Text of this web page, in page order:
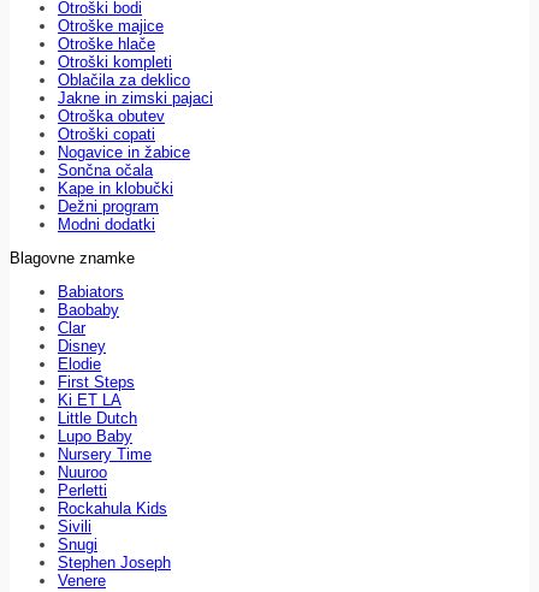
Otroški bodi
Otroške majice
Otroške hlače
Otroški kompleti
Oblačila za deklico
Jakne in zimski pajaci
Otroška obutev
Otroški copati
Nogavice in žabice
Sončna očala
Kape in klobučki
Dežni program
Modni dodatki
Blagovne znamke
Babiators
Baobaby
Clar
Disney
Elodie
First Steps
Ki ET LA
Little Dutch
Lupo Baby
Nursery Time
Nuuroo
Perletti
Rockahula Kids
Sivili
Snugi
Stephen Joseph
Venere